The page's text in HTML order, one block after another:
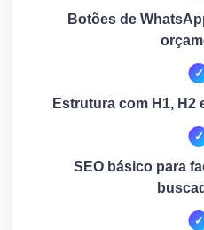
Botões de
Estrutura com H1, H2
SEO básico para